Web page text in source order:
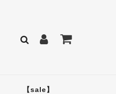
【sale】